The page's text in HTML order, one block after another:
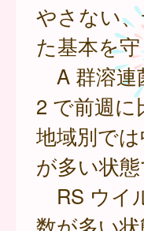
やさない
た基本を守
A 群溶連
2 で前週に
地域別で
が多い状態
RS ウイ